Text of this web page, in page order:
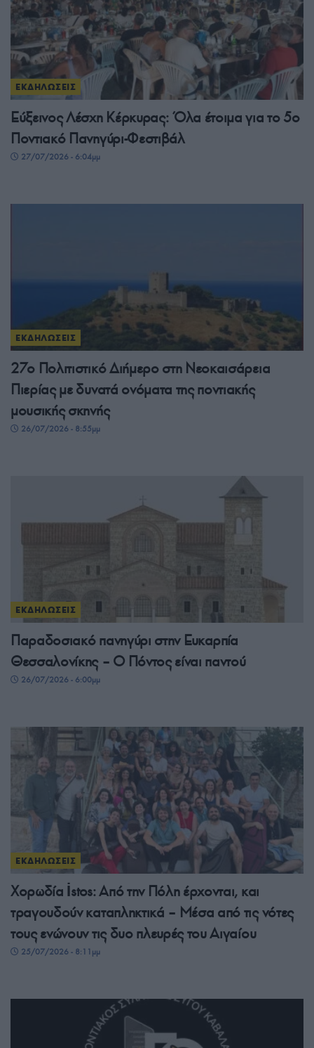
ΕΚΔΗΛΩΣΕΙΣ
Εύξεινος Λέσχη Κέρκυρας: Όλα έτοιμα για το 5ο
Ποντιακό Πανηγύρι-Φεστιβάλ
27/07/2026 - 6:04μμ
ΕΚΔΗΛΩΣΕΙΣ
27ο Πολιτιστικό Διήμερο στη Νεοκαισάρεια
Πιερίας με δυνατά ονόματα της ποντιακής
μουσικής σκηνής
26/07/2026 - 8:55μμ
ΕΚΔΗΛΩΣΕΙΣ
Παραδοσιακό πανηγύρι στην Ευκαρπία
Θεσσαλονίκης – Ο Πόντος είναι παντού
26/07/2026 - 6:00μμ
ΕΚΔΗΛΩΣΕΙΣ
Χορωδία İstos: Από την Πόλη έρχονται, και
τραγουδούν καταπληκτικά – Μέσα από τις νότες
τους ενώνουν τις δυο πλευρές του Αιγαίου
25/07/2026 - 8:11μμ